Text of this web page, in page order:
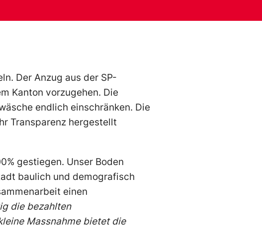
Der Anzug aus der SP-
Kanton vorzugehen. Die
endlich einschränken. Die
Transparenz hergestellt
gestiegen. Unser Boden
baulich und demografisch
einen
die bezahlten
Massnahme bietet die